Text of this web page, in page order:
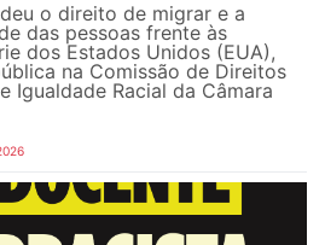
o direito de migrar e a
das pessoas frente às
dos Estados Unidos (EUA),
na Comissão de Direitos
Igualdade Racial da Câmara